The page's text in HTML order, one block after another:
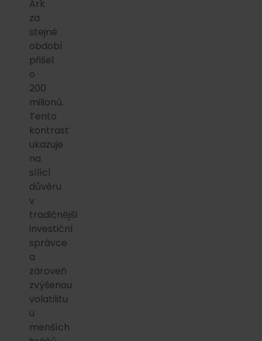
Ark
za
stejné
období
přišel
o
200
milionů.
Tento
kontrast
ukazuje
na
sílící
důvěru
v
tradičnější
investiční
správce
a
zároveň
zvýšenou
volatilitu
u
menších